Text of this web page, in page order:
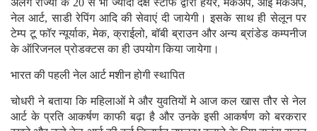
नेल आर्ट, साडी रेपिंग आदि की सेवाएं दी जायेगी। इसके साथ ही सेलून पर
टेम्प टू फॉर न्यूर्याक, मेक, क्राईलो, बॉबी ब्राउन और अन्य ब्रांडेड कम्पनीज
के ऑरिजनल प्रोडक्टस का ही उपयोग किया जायेगा।
भारत की पहली नेल आर्ट मशीन होगी स्थापित
चोधरी ने बताया कि महिलाओं मे और युवतियों मे आज कल खास तौर से नेल
आर्ट के प्रति आकर्षण काफी बढ़ा है और उनके इसी आकर्षण को बरकरार